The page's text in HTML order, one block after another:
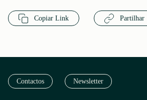
Copiar Link Partilhar
Contactos Newsletter